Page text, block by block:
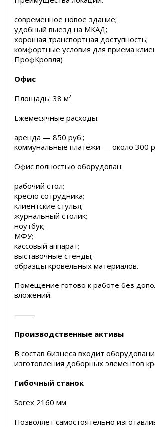
современное новое здание;
удобный выезд на МКАД;
хорошая транспортная доступность;
комфортные условия для приема
ПрофКровля)
Офис
Площадь: 38 м²
Ежемесячные расходы:
аренда — 850 руб.;
коммунальные платежи — около 300
Офис полностью оборудован:
рабочий стол;
кресло сотрудника;
клиентские стулья;
журнальный столик;
ноутбук;
МФУ;
кассовый аппарат;
выставочные стенды;
образцы кровельных материалов.
Помещение готово к работе без
вложений.
⸻
Производственные активы
В состав бизнеса входит
изготовления доборных элементов
Гибочный станок
Sorex 2160 мм
Позволяет самостоятельно